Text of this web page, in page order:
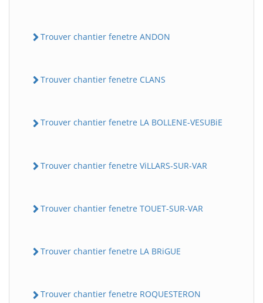
Trouver chantier fenetre ANDON
Trouver chantier fenetre CLANS
Trouver chantier fenetre LA BOLLENE-VESUBiE
Trouver chantier fenetre ViLLARS-SUR-VAR
Trouver chantier fenetre TOUET-SUR-VAR
Trouver chantier fenetre LA BRiGUE
Trouver chantier fenetre ROQUESTERON